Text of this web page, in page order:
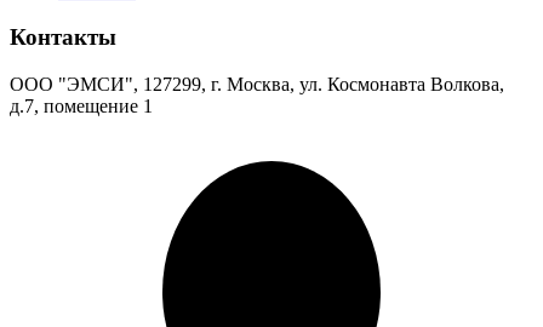
Контакты
ООО "ЭМСИ", 127299, г. Москва, ул. Космонавта Волкова,
д.7, помещение 1